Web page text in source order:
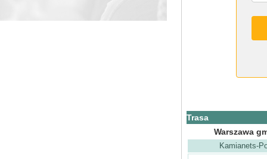
Trasa
Warszawa
Kamianets-